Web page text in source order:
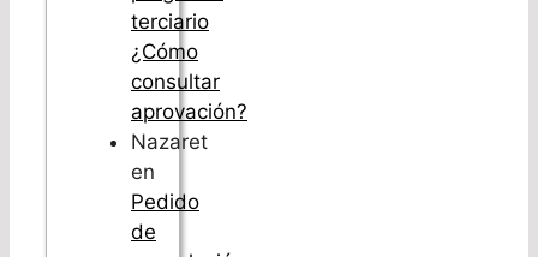
terciario
¿Cómo
consultar
aprovación?
Nazaret
en
Pedido
de